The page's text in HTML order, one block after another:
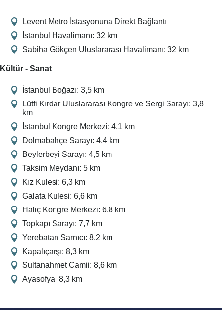
Levent Metro İstasyonuna Direkt Bağlantı
İstanbul Havalimanı: 32 km
Sabiha Gökçen Uluslararası Havalimanı: 32 km
Kültür - Sanat
İstanbul Boğazı: 3,5 km
Lütfi Kırdar Uluslararası Kongre ve Sergi Sarayı: 3,8
km
İstanbul Kongre Merkezi: 4,1 km
Dolmabahçe Sarayı: 4,4 km
Beylerbeyi Sarayı: 4,5 km
Taksim Meydanı: 5 km
Kız Kulesi: 6,3 km
Galata Kulesi: 6,6 km
Haliç Kongre Merkezi: 6,8 km
Topkapı Sarayı: 7,7 km
Yerebatan Sarnıcı: 8,2 km
Kapalıçarşı: 8,3 km
Sultanahmet Camii: 8,6 km
Ayasofya: 8,3 km